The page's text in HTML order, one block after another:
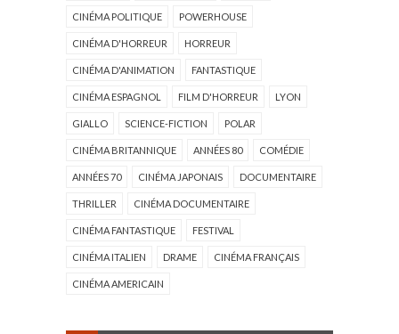
CINÉMA POLITIQUE POWERHOUSE
CINÉMA D'HORREUR HORREUR
CINÉMA D'ANIMATION FANTASTIQUE
CINÉMA ESPAGNOL FILM D'HORREUR LYON
GIALLO SCIENCE-FICTION POLAR
CINÉMA BRITANNIQUE ANNÉES 80 COMÉDIE
ANNÉES 70 CINÉMA JAPONAIS DOCUMENTAIRE
THRILLER CINÉMA DOCUMENTAIRE
CINÉMA FANTASTIQUE FESTIVAL
CINÉMA ITALIEN DRAME CINÉMA FRANÇAIS
CINÉMA AMERICAIN